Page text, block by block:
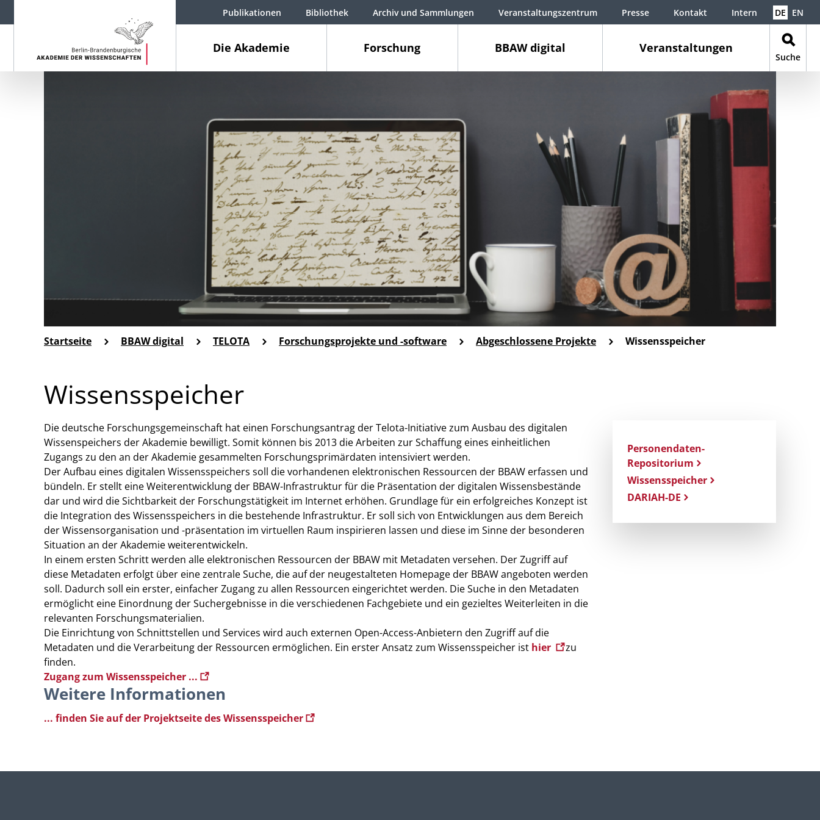
Die Akademie Forschung BBAW digital Veranstaltungen
Suche
Publikationen Bibliothek Archiv und Sammlungen Veranstaltungszentrum Presse Kontakt Intern DE EN
Startseite BBAW digital TELOTA Forschungsprojekte und -software Abgeschlossene Projekte Wissensspeicher
Wissensspeicher
Die deutsche Forschungsgemeinschaft hat einen Forschungsantrag der Telota-Initiative zum Ausbau des digitalen
Wissenspeichers der Akademie bewilligt. Somit können bis 2013 die Arbeiten zur Schaffung eines einheitlichen
Zugangs zu den an der Akademie gesammelten Forschungsprimärdaten intensiviert werden.
Der Aufbau eines digitalen Wissensspeichers soll die vorhandenen elektronischen Ressourcen der BBAW erfassen und
bündeln. Er stellt eine Weiterentwicklung der BBAW-Infrastruktur für die Präsentation der digitalen Wissensbestände
dar und wird die Sichtbarkeit der Forschungstätigkeit im Internet erhöhen. Grundlage für ein erfolgreiches Konzept ist
die Integration des Wissensspeichers in die bestehende Infrastruktur. Er soll sich von Entwicklungen aus dem Bereich
der Wissensorganisation und -präsentation im virtuellen Raum inspirieren lassen und diese im Sinne der besonderen
Situation an der Akademie weiterentwickeln.
In einem ersten Schritt werden alle elektronischen Ressourcen der BBAW mit Metadaten versehen. Der Zugriff auf
diese Metadaten erfolgt über eine zentrale Suche, die auf der neugestalteten Homepage der BBAW angeboten werden
soll. Dadurch soll ein erster, einfacher Zugang zu allen Ressourcen eingerichtet werden. Die Suche in den Metadaten
ermöglicht eine Einordnung der Suchergebnisse in die verschiedenen Fachgebiete und ein gezieltes Weiterleiten in die
relevanten Forschungsmaterialien.
Die Einrichtung von Schnittstellen und Services wird auch externen Open-Access-Anbietern den Zugriff auf die
Metadaten und die Verarbeitung der Ressourcen ermöglichen. Ein erster Ansatz zum Wissensspeicher ist hier
zu
finden.
Zugang zum Wissensspeicher ...
Weitere Informationen
... finden Sie auf der Projektseite des Wissensspeicher
Personendaten-
Repositorium
Wissensspeicher
DARIAH-DE